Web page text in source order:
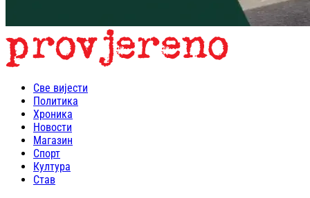
Све вијести
Политика
Хроника
Новости
Магазин
Спорт
Култура
Став